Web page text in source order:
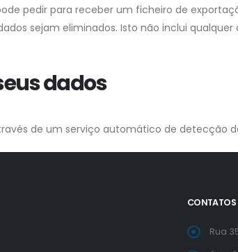
pedir para receber um ficheiro de
sejam eliminados. Isto não inclui
dados
de um serviço automático de detecção
CONTATOS
Rua